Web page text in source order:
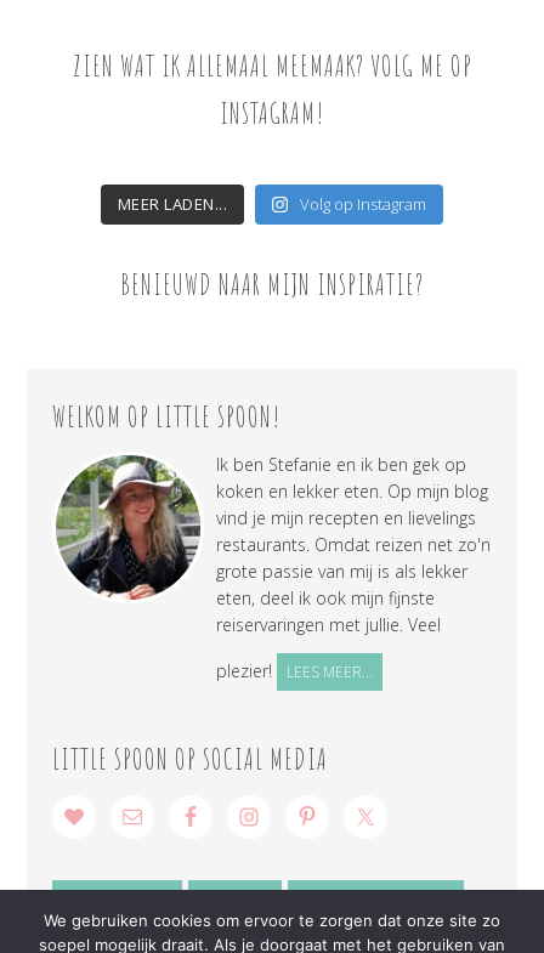
ZIEN WAT IK ALLEMAAL MEEMAAK? VOLG ME OP
INSTAGRAM!
MEER LADEN... Volg op Instagram
BENIEUWD NAAR MIJN INSPIRATIE?
WELKOM OP LITTLE SPOON!
Ik ben Stefanie en ik ben gek op
koken en lekker eten. Op mijn blog
vind je mijn recepten en lievelings
restaurants. Omdat reizen net zo'n
grote passie van mij is als lekker
eten, deel ik ook mijn fijnste
reiservaringen met jullie. Veel
plezier!
LEES MEER...
LITTLE SPOON OP SOCIAL MEDIA
We gebruiken cookies om ervoor te zorgen dat onze site zo
soepel mogelijk draait. Als je doorgaat met het gebruiken van